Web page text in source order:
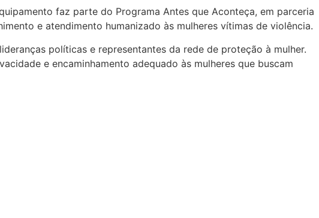
faz parte do Programa Antes que Aconteça, em parceria
e atendimento humanizado às mulheres vítimas de violência.
políticas e representantes da rede de proteção à mulher.
e encaminhamento adequado às mulheres que buscam